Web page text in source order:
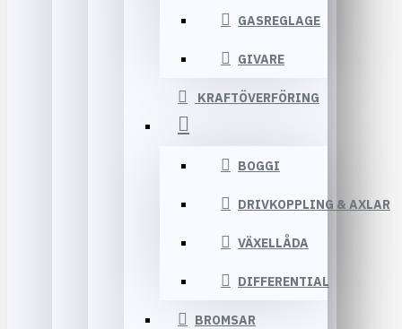
GASREGLAGE
GIVARE
KRAFTÖVERFÖRING
BOGGI
DRIVKOPPLING & AXLAR
VÄXELLÅDA
DIFFERENTIAL
BROMSAR